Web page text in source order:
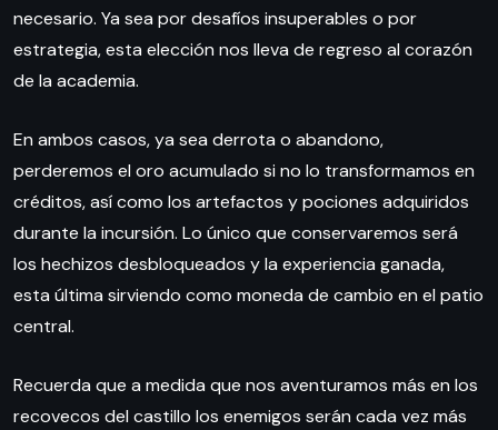
necesario. Ya sea por desafíos insuperables o por
estrategia, esta elección nos lleva de regreso al corazón
de la academia.
En ambos casos, ya sea derrota o abandono,
perderemos el oro acumulado si no lo transformamos en
créditos, así como los artefactos y pociones adquiridos
durante la incursión. Lo único que conservaremos será
los hechizos desbloqueados y la experiencia ganada,
esta última sirviendo como moneda de cambio en el patio
central.
Recuerda que a medida que nos aventuramos más en los
recovecos del castillo los enemigos serán cada vez más